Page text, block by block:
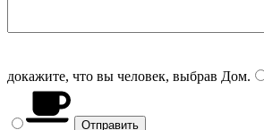
докажите, что вы человек, выбрав Дом.